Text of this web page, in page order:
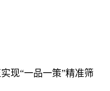
现“一品一策”精准筛